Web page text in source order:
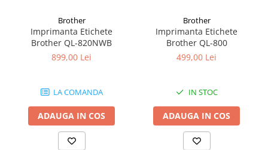
Clipboard-uri
Accesorii pentru Arhivare
Articole Ambalare
Ecusoane
Intercalatoare
limbajele comandă de imprimare și Software Development Kits
simplifică integrarea în diverse sisteme.
Brother
Imprimanta Etichete
Brother QL-820NWB
899,00 Lei
LA COMANDA
ADAUGA IN COS
Brother
Imprimanta Etichete
Brother QL-800
499,00 Lei
IN STOC
ADAUGA IN COS